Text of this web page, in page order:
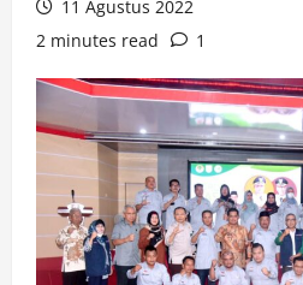
11 Agustus 2022
2 minutes read
1